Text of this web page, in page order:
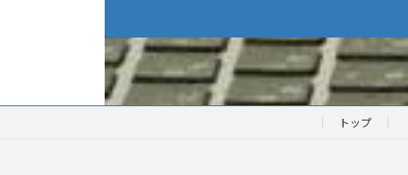
トップ